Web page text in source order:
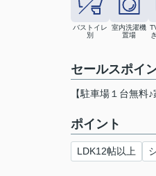
バストイレ
別
室内洗濯機
置場
セールスポイ
【駐車場１台無料
ポイント
LDK12帖以上